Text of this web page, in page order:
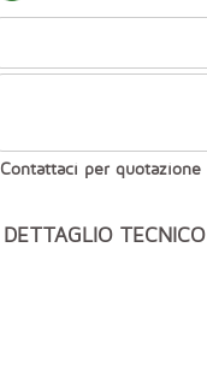
Contattaci per quotazione
DETTAGLIO TECNICO